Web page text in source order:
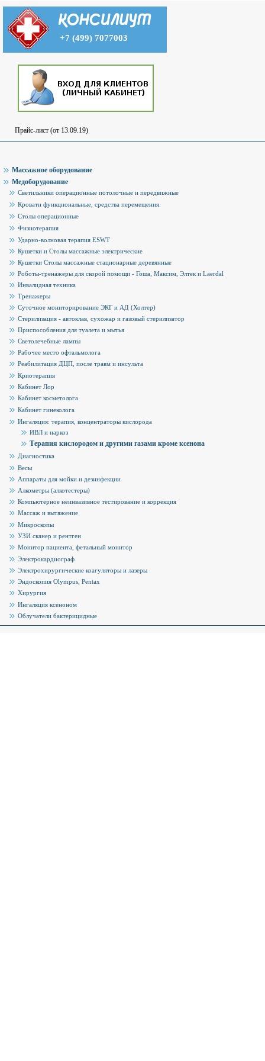
+7 (499) 7077003
Прайс-лист (от 13.09.19)
Массажное оборудование
Медоборудование
Светильники операционные потолочные и передвижные
Кровати функциональные, средства перемещения.
Столы операционные
Физиотерапия
Ударно-волновая терапия ESWT
Кушетки и Столы массажные электрические
Кушетки Столы массажные стационарные деревянные
Роботы-тренажеры для скорой помощи - Гоша, Максим, Элтек и Laerdal
Инвалидная техника
Тренажеры
Суточное мониторирование ЭКГ и АД (Холтер)
Стерилизация - автоклав, сухожар и газовый стерилизатор
Приспособления для туалета и мытья
Светолечебные лампы
Рабочее место офтальмолога
Реабилитация ДЦП, после травм и инсульта
Криотерапия
Кабинет Лор
Кабинет косметолога
Кабинет гинеколога
Ингаляция: терапия, концентраторы кислорода
ИВЛ и наркоз
Терапия кислородом и другими газами кроме ксенона
Диагностика
Весы
Аппараты для мойки и дезинфекции
Алкометры (алкотестеры)
Компьютерное неинвазивное тестирование и коррекция
Массаж и вытяжение
Микроскопы
УЗИ сканер и рентген
Монитор пациента, фетальный монитор
Электрокардиограф
Электрохирургические коагуляторы и лазеры
Эндоскопия Olympus, Pentax
Хирургия
Ингаляция ксеноном
Облучатели бактерицидные